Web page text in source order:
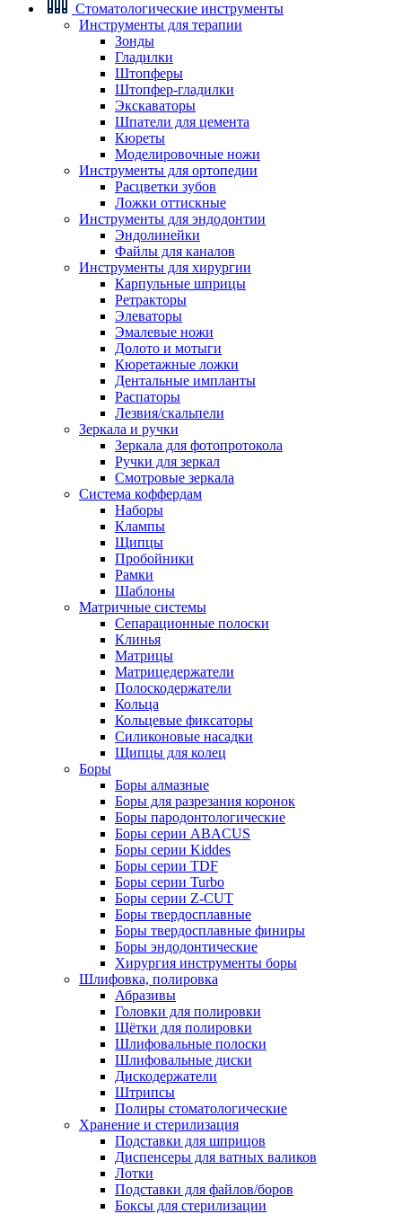
Стоматологические инструменты
Инструменты для терапии
Зонды
Гладилки
Штопферы
Штопфер-гладилки
Экскаваторы
Шпатели для цемента
Кюреты
Моделировочные ножи
Инструменты для ортопедии
Расцветки зубов
Ложки оттискные
Инструменты для эндодонтии
Эндолинейки
Файлы для каналов
Инструменты для хирургии
Карпульные шприцы
Ретракторы
Элеваторы
Эмалевые ножи
Долото и мотыги
Кюретажные ложки
Дентальные импланты
Распаторы
Лезвия/скальпели
Зеркала и ручки
Зеркала для фотопротокола
Ручки для зеркал
Смотровые зеркала
Система коффердам
Наборы
Клампы
Щипцы
Пробойники
Рамки
Шаблоны
Матричные системы
Сепарационные полоски
Клинья
Матрицы
Матрицедержатели
Полоскодержатели
Кольца
Кольцевые фиксаторы
Силиконовые насадки
Щипцы для колец
Боры
Боры алмазные
Боры для разрезания коронок
Боры пародонтологические
Боры серии ABACUS
Боры серии Kiddes
Боры серии TDF
Боры серии Turbo
Боры серии Z-CUT
Боры твердосплавные
Боры твердосплавные финиры
Боры эндодонтические
Хирургия инструменты боры
Шлифовка, полировка
Абразивы
Головки для полировки
Щётки для полировки
Шлифовальные полоски
Шлифовальные диски
Дискодержатели
Штрипсы
Полиры стоматологические
Хранение и стерилизация
Подставки для шприцов
Диспенсеры для ватных валиков
Лотки
Подставки для файлов/боров
Боксы для стерилизации